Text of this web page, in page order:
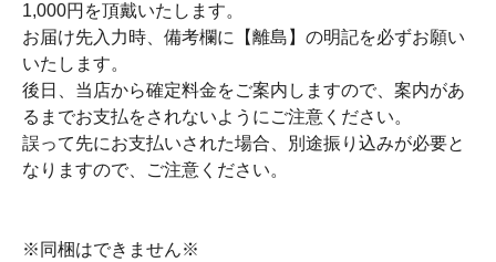
1,000円を頂戴いたします。
お届け先入力時、備考欄に【離島】の明記を必ずお願い
いたします。
後日、当店から確定料金をご案内しますので、案内があ
るまでお支払をされないようにご注意ください。
誤って先にお支払いされた場合、別途振り込みが必要と
なりますので、ご注意ください。
※同梱はできません※